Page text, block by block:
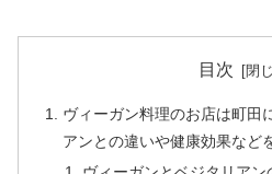
目次
ヴィーガン料理のお店は町田
アンとの違いや健康効果など